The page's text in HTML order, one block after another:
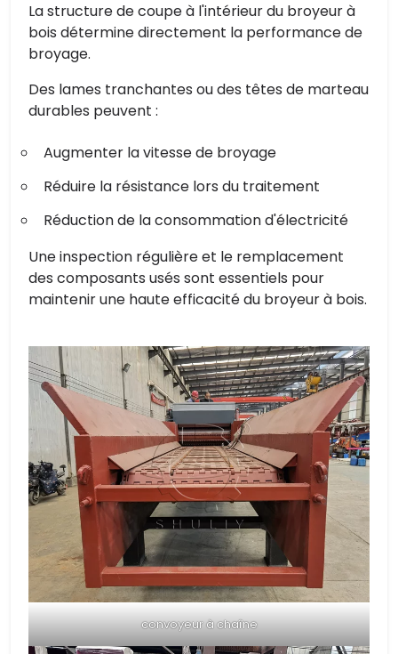
La structure de coupe à l'intérieur du broyeur à
bois détermine directement la performance de
broyage.
Des lames tranchantes ou des têtes de marteau
durables peuvent :
Augmenter la vitesse de broyage
Réduire la résistance lors du traitement
Réduction de la consommation d'électricité
Une inspection régulière et le remplacement
des composants usés sont essentiels pour
maintenir une haute efficacité du broyeur à bois.
convoyeur à chaîne